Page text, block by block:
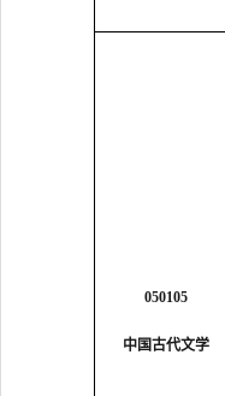
050105
中国古代文学